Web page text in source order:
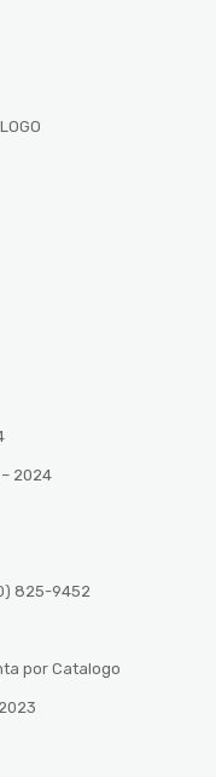
2024
825-9452
por Catalogo